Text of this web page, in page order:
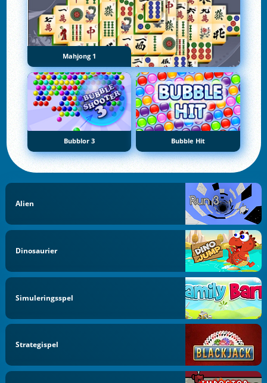
Mahjong 1
Bubblor 3 Bubble Hit
Alien
Dinosaurier
Simuleringsspel
Strategispel